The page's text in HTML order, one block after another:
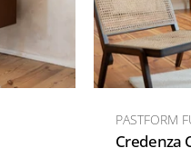
VENDITORE:
PASTFORM
TIPO:
Credenza